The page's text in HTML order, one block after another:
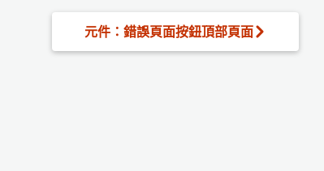
元件：錯誤頁面按鈕頂部頁面